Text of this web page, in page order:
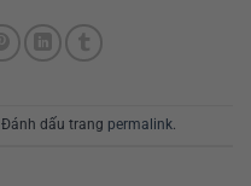
. Đánh dấu trang permalink